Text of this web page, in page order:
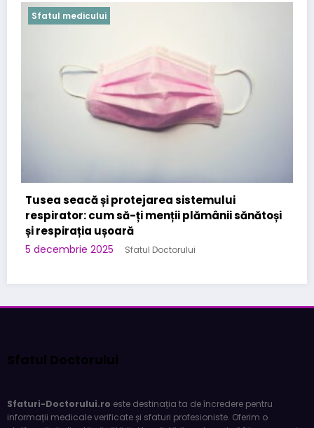
Sfatul medicului
Stomatologice – interventii rapide in Bucuresti
la Kirilova Dent
3 noiembrie 2025 Sfatul Doctorului
platformă dedicată sănătății și bunăstării, unde poți să îți promovezi
expertiza sau serviciile medicale prin articole informative și de impact.